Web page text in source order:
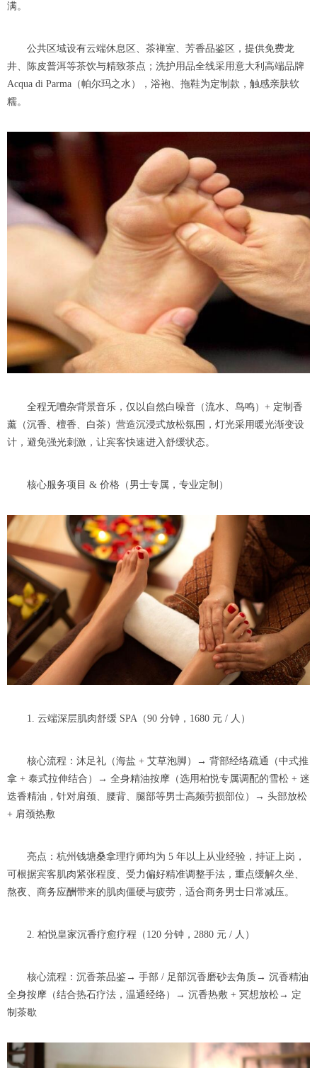
满。
公共区域设有云端休息区、茶禅室、芳香品鉴区，提供免费龙
井、陈皮普洱等茶饮与精致茶点；洗护用品全线采用意大利高端品牌
Acqua di Parma（帕尔玛之水），浴袍、拖鞋为定制款，触感亲肤软
糯。
全程无嘈杂背景音乐，仅以自然白噪音（流水、鸟鸣）+ 定制香
薰（沉香、檀香、白茶）营造沉浸式放松氛围，灯光采用暖光渐变设
计，避免强光刺激，让宾客快速进入舒缓状态。
核心服务项目 & 价格（男士专属，专业定制）
1. 云端深层肌肉舒缓 SPA（90 分钟，1680 元 / 人）
核心流程：沐足礼（海盐 + 艾草泡脚）→ 背部经络疏通（中式推
拿 + 泰式拉伸结合）→ 全身精油按摩（选用柏悦专属调配的雪松 + 迷
迭香精油，针对肩颈、腰背、腿部等男士高频劳损部位）→ 头部放松
+ 肩颈热敷
亮点：杭州钱塘桑拿理疗师均为 5 年以上从业经验，持证上岗，
可根据宾客肌肉紧张程度、受力偏好精准调整手法，重点缓解久坐、
熬夜、商务应酬带来的肌肉僵硬与疲劳，适合商务男士日常减压。
2. 柏悦皇家沉香疗愈疗程（120 分钟，2880 元 / 人）
核心流程：沉香茶品鉴→ 手部 / 足部沉香磨砂去角质→ 沉香精油
全身按摩（结合热石疗法，温通经络）→ 沉香热敷 + 冥想放松→ 定
制茶歇